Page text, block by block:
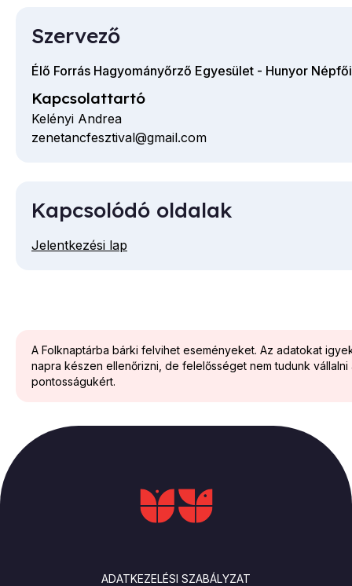
A Folknaptárba bárki felvihet eseményeket. Az adatokat
napra készen ellenőrizni, de felelősséget nem tudunk vállalni
pontosságukért.
Szervező
Élő Forrás Hagyományőrző Egyesület - Hunyor
Kapcsolattartó
Kelényi Andrea
E-
zenetancfesztival@gmail.com
Kapcsolódó oldalak
Jelentkezési lap
ADATKEZELÉSI SZABÁLYZAT